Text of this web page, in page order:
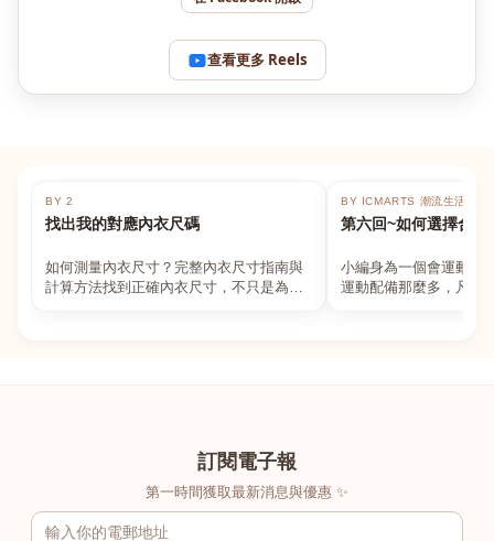
查看更多 Reels
BY 2
找出我的對應內衣尺碼
如何測量內衣尺寸？完整內衣尺寸指南與
計算方法找到正確內衣尺寸，不只是為了
BY ICMARTS 潮流生活百貨
第六回~如何選擇合適
小編身為一個會運動的
運動配備那麼多，凡舉
訂閱電子報
第一時間獲取最新消息與優惠 ✨